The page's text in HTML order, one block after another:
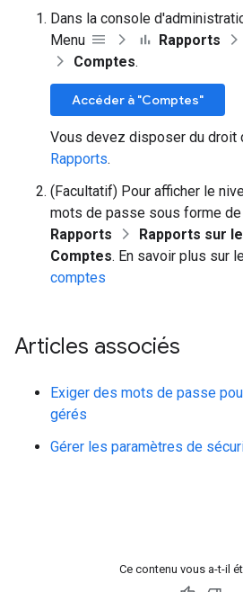
Dans la console
Menu
Rapports
Comptes.
Accéder à "Comptes"
Vous devez disposer du droit
Rapports.
(Facultatif) Pour afficher le
mots de passe sous forme
Rapports
Rapports sur
Comptes. En savoir plus sur
comptes
Articles associés
Exiger des mots de passe
gérés
Gérer les paramètres de
Ce contenu vous a-t-il